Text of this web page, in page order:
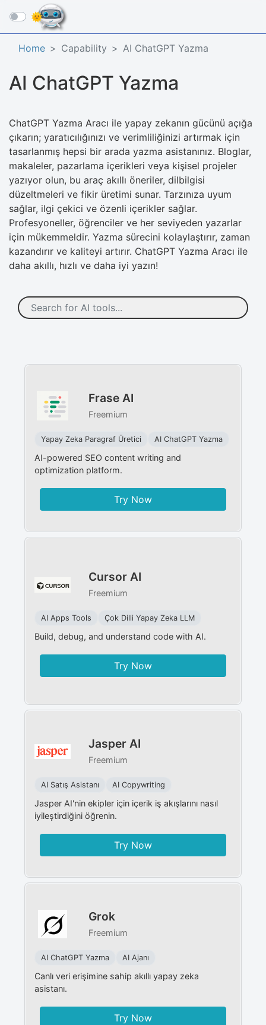
☰
Home Capability AI ChatGPT Yazma
AI ChatGPT Yazma
ChatGPT Yazma Aracı ile yapay zekanın gücünü açığa
çıkarın; yaratıcılığınızı ve verimliliğinizi artırmak için
tasarlanmış hepsi bir arada yazma asistanınız. Bloglar,
makaleler, pazarlama içerikleri veya kişisel projeler
yazıyor olun, bu araç akıllı öneriler, dilbilgisi
düzeltmeleri ve fikir üretimi sunar. Tarzınıza uyum
sağlar, ilgi çekici ve özenli içerikler sağlar.
Profesyoneller, öğrenciler ve her seviyeden yazarlar
için mükemmeldir. Yazma sürecini kolaylaştırır, zaman
kazandırır ve kaliteyi artırır. ChatGPT Yazma Aracı ile
daha akıllı, hızlı ve daha iyi yazın!
Frase AI
Freemium
Yapay Zeka Paragraf Üretici AI ChatGPT Yazma
AI-powered SEO content writing and
optimization platform.
Try Now
Cursor AI
Freemium
AI Apps Tools Çok Dilli Yapay Zeka LLM
Build, debug, and understand code with AI.
Try Now
Jasper AI
Freemium
AI Satış Asistanı AI Copywriting
Jasper AI'nin ekipler için içerik iş akışlarını nasıl
iyileştirdiğini öğrenin.
Try Now
Grok
Freemium
AI ChatGPT Yazma AI Ajanı
Canlı veri erişimine sahip akıllı yapay zeka
asistanı.
Try Now